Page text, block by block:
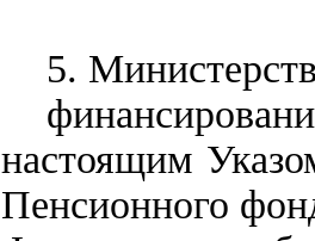
5.
настоящим
Пенсионного